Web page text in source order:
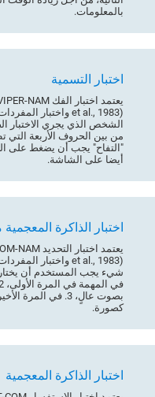
بالمعلومات.
اختبار التسمية
الشخص الذي يجري
من بين الحروف الأربعة
"التفاح" يجب أن يضغط على
أيضا على الشاشة.
اختبار الذاكرة
بصوت عالٍ، 3. في
كصورة.
اختبار الذاكرة المعجمية